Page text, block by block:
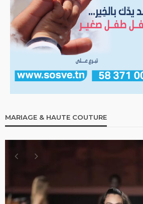
MARIAGE & HAUTE COUTURE